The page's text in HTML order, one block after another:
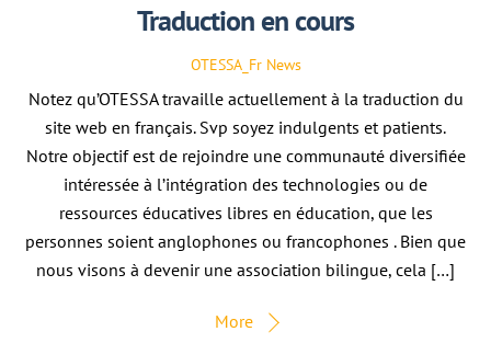
Traduction en cours
OTESSA_Fr News
Notez qu’OTESSA travaille actuellement à la traduction du
site web en français. Svp soyez indulgents et patients.
Notre objectif est de rejoindre une communauté diversifiée
intéressée à l’intégration des technologies ou de
ressources éducatives libres en éducation, que les
personnes soient anglophones ou francophones . Bien que
nous visons à devenir une association bilingue, cela […]
More